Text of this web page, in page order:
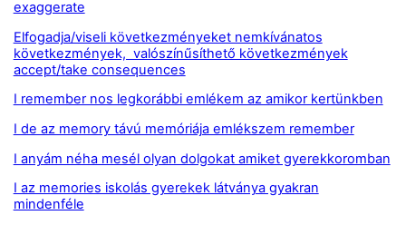
exaggerate
Elfogadja/viseli következményeket nemkívánatos
következmények, valószínűsíthető következmények
accept/take consequences
I remember nos legkorábbi emlékem az amikor kertünkben
I de az memory távú memóriája emlékszem remember
I anyám néha mesél olyan dolgokat amiket gyerekkoromban
I az memories iskolás gyerekek látványa gyakran
mindenféle